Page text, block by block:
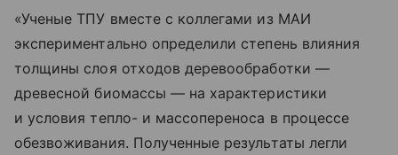
«Ученые ТПУ вместе с коллегами из МАИ
экспериментально определили степень влияния
толщины слоя отходов деревообработки —
древесной биомассы — на характеристики
и условия тепло- и массопереноса в процессе
обезвоживания. Полученные результаты легли